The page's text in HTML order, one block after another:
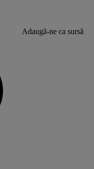
Adaugă-ne ca sursă